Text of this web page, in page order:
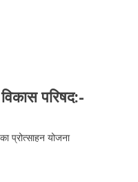
विकास परिषद:-
प्रोत्साहन योजना